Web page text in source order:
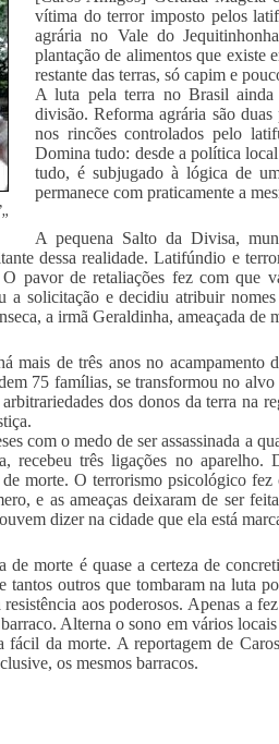
vítima do terror imposto pelos
agrária no Vale do
plantação de alimentos que existe
restante das terras, só capim e
A luta pela terra no Brasil ainda
divisão. Reforma agrária são
nos rincões controlados pelo
Domina tudo: desde a política
tudo, é subjugado à lógica de
permanece com praticamente a
A pequena Salto da Divisa,
dessa realidade. Latifúndio e
pavor de retaliações fez com que
a solicitação e decidiu atribuir
a irmã Geraldinha, ameaçada de
mais de três anos no
75 famílias, se transformou no
dos donos da terra na
com o medo de ser assassinada a
recebeu três ligações no
de morte. O terrorismo psicológico
e as ameaças deixaram de ser
dizer na cidade que ela está
de morte é quase a certeza de
tantos outros que tombaram na luta
aos poderosos. Apenas a
Alterna o sono em vários
fácil da morte. A reportagem de
os mesmos barracos.